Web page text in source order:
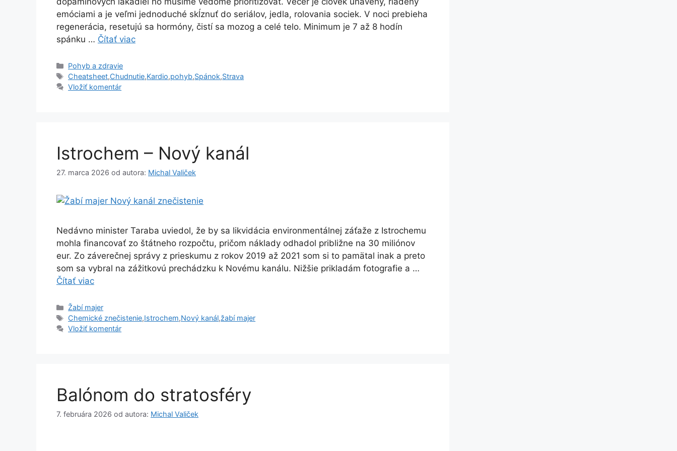
emóciami a je veľmi jednoduché skĺznuť do seriálov, jedla, rolovania sociek. V noci prebieha
regenerácia, resetujú sa hormóny, čistí sa mozog a celé telo. Minimum je 7 až 8 hodín
spánku … Čítať viac
Kategórie
Pohyb a zdravie
Značky
Cheatsheet,Chudnutie,Kardio,pohyb,Spánok,Strava
Vložiť komentár
Istrochem – Nový kanál
27. marca 2026 od autora: Michal Valiček
Nedávno minister Taraba uviedol, že by sa likvidácia environmentálnej záťaže z Istrochemu
mohla financovať zo štátneho rozpočtu, pričom náklady odhadol približne na 30 miliónov
eur. Zo záverečnej správy z prieskumu z rokov 2019 až 2021 som si to pamätal inak a preto
som sa vybral na zážitkovú prechádzku k Novému kanálu. Nižšie prikladám fotografie a …
Čítať viac
Kategórie
Žabí majer
Značky
Chemické znečistenie,Istrochem,Nový kanál,žabí majer
Vložiť komentár
Balónom do stratosféry
7. februára 2026 od autora: Michal Valiček